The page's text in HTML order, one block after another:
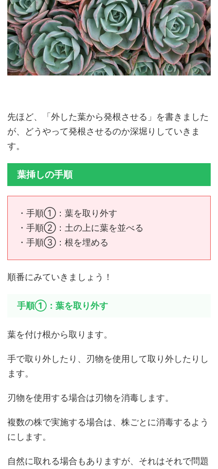
先ほど、「外した葉から発根させる」を書きました
が、どうやって発根させるのか深堀りしていきま
す。
葉挿しの手順
・手順①：葉を取り外す
・手順②：土の上に葉を並べる
・手順③：根を埋める
順番にみていきましょう！
手順①：葉を取り外す
葉を付け根から取ります。
手で取り外したり、刃物を使用して取り外したりし
ます。
刃物を使用する場合は刃物を消毒します。
複数の株で実施する場合は、株ごとに消毒するよう
にします。
自然に取れる場合もありますが、それはそれで問題